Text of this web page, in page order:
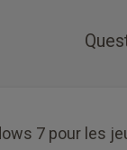
7 pour les